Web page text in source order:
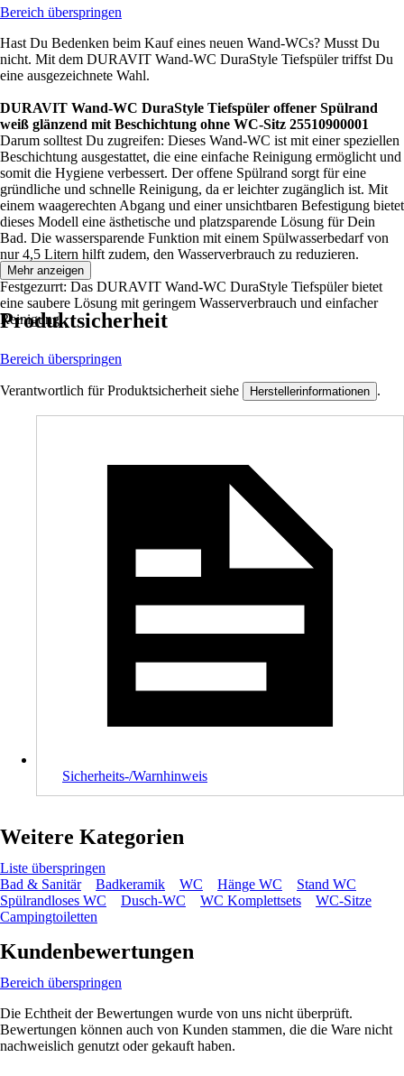
Bereich überspringen
Hast Du Bedenken beim Kauf eines neuen Wand-WCs? Musst Du
nicht. Mit dem DURAVIT Wand-WC DuraStyle Tiefspüler triffst Du
eine ausgezeichnete Wahl.
DURAVIT Wand-WC DuraStyle Tiefspüler offener Spülrand
weiß glänzend mit Beschichtung ohne WC-Sitz 25510900001
Darum solltest Du zugreifen: Dieses Wand-WC ist mit einer speziellen
Beschichtung ausgestattet, die eine einfache Reinigung ermöglicht und
somit die Hygiene verbessert. Der offene Spülrand sorgt für eine
gründliche und schnelle Reinigung, da er leichter zugänglich ist. Mit
einem waagerechten Abgang und einer unsichtbaren Befestigung bietet
dieses Modell eine ästhetische und platzsparende Lösung für Dein
Bad. Die wassersparende Funktion mit einem Spülwasserbedarf von
nur 4,5 Litern hilft zudem, den Wasserverbrauch zu reduzieren.
Festgezurrt: Das DURAVIT Wand-WC DuraStyle Tiefspüler bietet
eine saubere Lösung mit geringem Wasserverbrauch und einfacher
Reinigung.
Mehr anzeigen
Produktsicherheit
Bereich überspringen
Verantwortlich für Produktsicherheit siehe Herstellerinformationen .
Sicherheits-/Warnhinweis
Weitere Kategorien
Liste überspringen
Bad & Sanitär
Badkeramik WC Hänge WC
Stand WC
Spülrandloses WC
Dusch-WC WC Komplettsets
WC-Sitze
Campingtoiletten
Kundenbewertungen
Bereich überspringen
Die Echtheit der Bewertungen wurde von uns nicht überprüft.
Bewertungen können auch von Kunden stammen, die die Ware nicht
nachweislich genutzt oder gekauft haben.